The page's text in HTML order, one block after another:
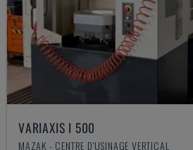
VARIAXIS I 500
MAZAK - CENTRE D'USINAGE VERTICAL